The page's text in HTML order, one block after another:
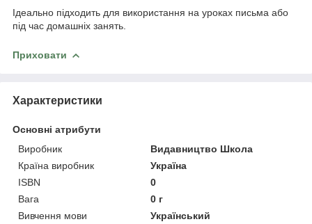
Ідеально підходить для використання на уроках письма або
під час домашніх занять.
Приховати
Характеристики
Основні атрибути
Виробник
Видавництво Школа
Країна виробник
Україна
ISBN
0
Вага
0 г
Вивчення мови
Український